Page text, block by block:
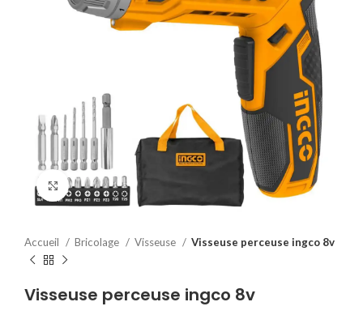
Click to enlarge
Accueil Bricolage Visseuse Visseuse perceuse ingco 8v
Visseuse perceuse ingco 8v